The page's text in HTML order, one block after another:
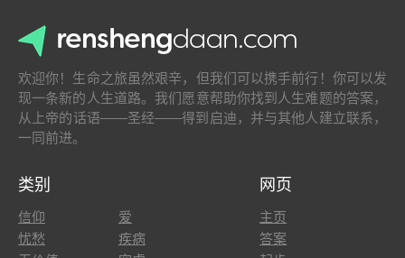
欢迎你！生命之旅虽然艰辛，但我们可以携手前行！你可以发
现一条新的人生道路。我们愿意帮助你找到人生难题的答案，
从上帝的话语——圣经——得到启迪，并与其他人建立联系，
一同前进。
类别
信仰
忧愁
爱
疾病
网页
主页
答案